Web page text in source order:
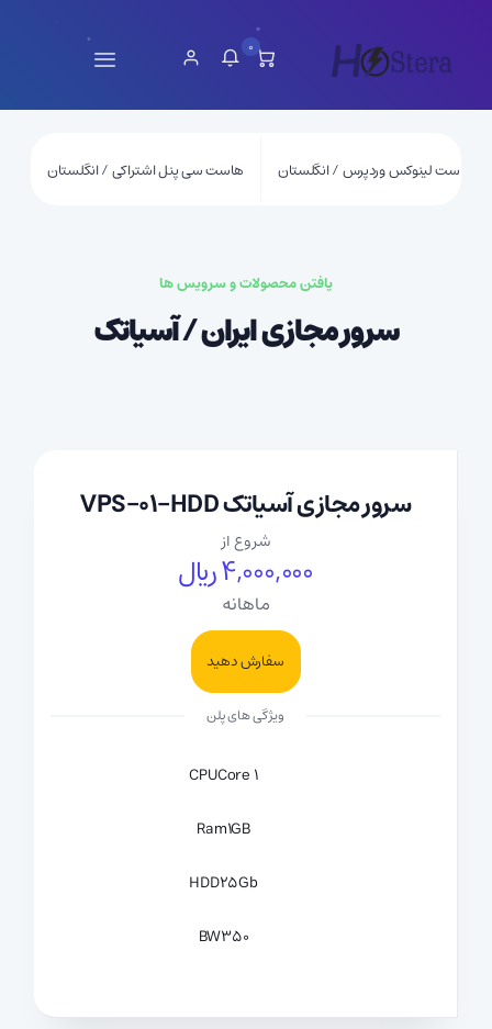
0
هاست سی پنل اشتراکی / انگلستان هاست لینوکس وردپرس / انگلستان
یافتن محصولات و سرویس ها
سرور مجازی ایران / آسیاتک
سرور مجازی آسیاتک VPS-01-HDD
شروع از
4,000,000 ریال
ماهانه
سفارش دهید
ویژگی های پلن
1 Core
CPU
1GB
Ram
25Gb
HDD
350
BW